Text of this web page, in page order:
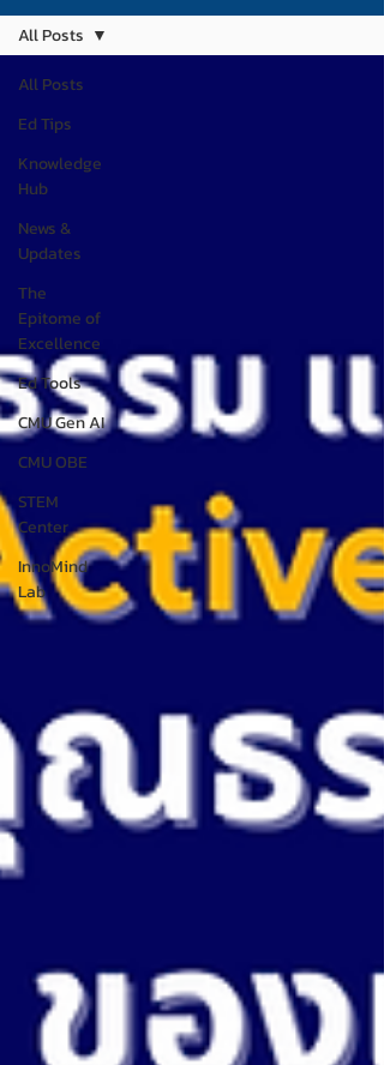
All Posts
Ed Tips
Knowledge
Hub
News &
Updates
The
Epitome of
Excellence
Ed Tools
CMU Gen AI
CMU OBE
STEM
Center
InnoMind
Lab
All Posts